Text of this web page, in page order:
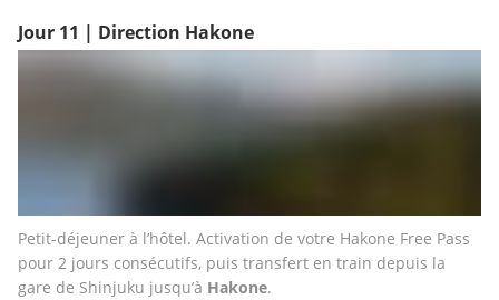
Jour 11 | Direction Hakone
Petit-déjeuner à l’hôtel. Activation de votre Hakone Free Pass
pour 2 jours consécutifs, puis transfert en train depuis la
gare de Shinjuku jusqu’à Hakone.